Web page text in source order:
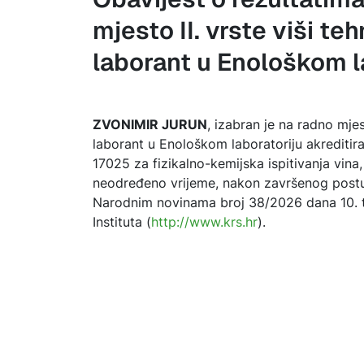
mjesto II. vrste viši
laborant u Enološkom
ZVONIMIR JURUN, izabran je na radno
laborant u Enološkom laboratoriju
17025 za fizikalno-kemijska ispitivanja
neodređeno vrijeme, nakon završenog
Narodnim novinama broj 38/2026 dana
Instituta (http://www.krs.hr).